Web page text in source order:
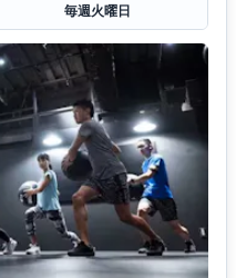
毎週火曜日